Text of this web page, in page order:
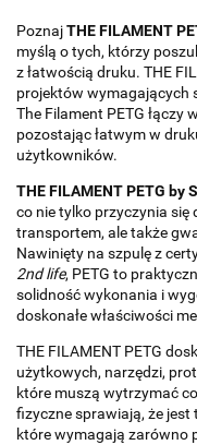
PoznajTHE FILAMENT
myślą o tych, którzy
z łatwością druku. THE
projektów wymagających
The Filament PETG łączy
pozostając łatwym w
użytkowników.
THE FILAMENT PETG by
co nie tylko przyczynia się
transportem, ale także
Nawinięty na szpulę z
2nd life, PETG to
solidność wykonania i
doskonałe właściwości
THE FILAMENT PETG
użytkowych, narzędzi,
które muszą wytrzymać
fizyczne sprawiają, że jest
które wymagają zarówno